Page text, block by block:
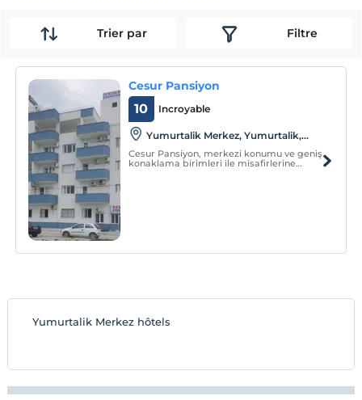
Trier par Filtre
Cesur Pansiyon
Incroyable
10
Yumurtalik Merkez, Yumurtalik,
Cesur Pansiyon, merkezi konumu ve geniş
konaklama birimleri ile misafirlerine
Yumurtalik Merkez hôtels